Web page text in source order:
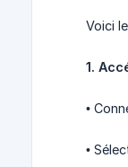
Voici
1.
•
•